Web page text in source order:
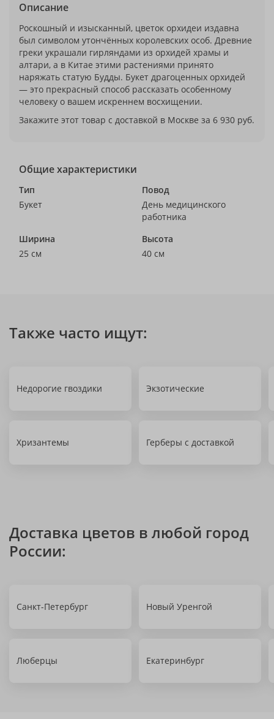
Описание
Роскошный и изысканный, цветок орхидеи издавна
был символом утончённых королевских особ. Древние
греки украшали гирляндами из орхидей храмы и
алтари, а в Китае этими растениями принято
наряжать статую Будды. Букет драгоценных орхидей
— это прекрасный способ рассказать особенному
человеку о вашем искреннем восхищении.
Закажите этот товар с доставкой в Москве за 6 930 руб.
Общие характеристики
Тип
Букет
Повод
День медицинского
работника
Ширина
25 см
Высота
40 см
Также часто ищут:
Недорогие гвоздики Экзотические
Хризантемы Герберы с доставкой
Доставка цветов в любой город
России:
Санкт-Петербург Новый Уренгой
Люберцы Екатеринбург